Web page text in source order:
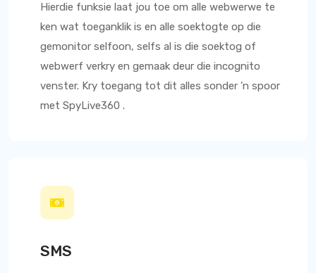
Hierdie funksie laat jou toe om alle webwerwe te
ken wat toeganklik is en alle soektogte op die
gemonitor selfoon, selfs al is die soektog of
webwerf verkry en gemaak deur die incognito
venster. Kry toegang tot dit alles sonder 'n spoor
met SpyLive360 .
SMS